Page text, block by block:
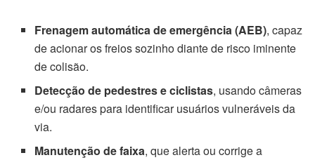
Frenagem automática de emergência (AEB), capaz
de acionar os freios sozinho diante de risco iminente
de colisão.
Detecção de pedestres e ciclistas, usando câmeras
e/ou radares para identificar usuários vulneráveis da
via.
Manutenção de faixa, que alerta ou corrige a